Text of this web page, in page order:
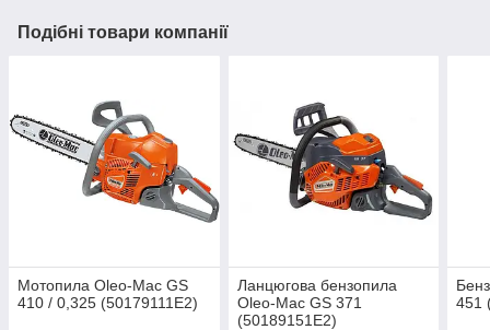
Подібні товари компанії
Мотопила Oleo-Маc GS
410 / 0,325 (50179111E2)
Ланцюгова бензопила
Oleo-Мас GS 371
(50189151E2)
451